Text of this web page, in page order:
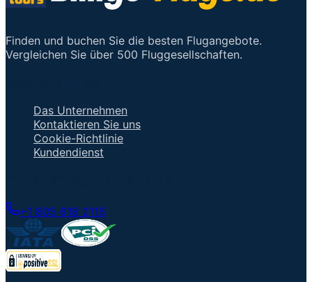
Finden und buchen Sie die besten Flugangebote.
Vergleichen Sie über 500 Fluggesellschaften.
Das Unternehmen
Kontaktieren Sie uns
Cookie-Richtlinie
Kundendienst
+1 805 618 2115